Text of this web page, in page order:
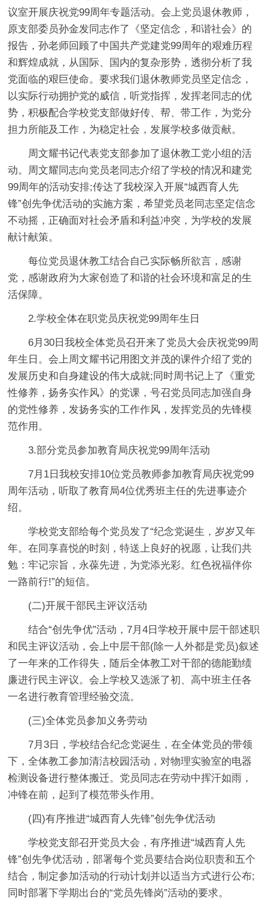
议室开展庆祝党99周年专题活动。会上党员退休教师，
原支部委员孙金发同志作了《坚定信念，和谐社会》的
报告，孙老师回顾了中国共产党建党99周年的艰难历程
和辉煌成就，从国际、国内的复杂形势，透彻分析了我
党面临的艰巨使命。要求我们退休教师党员坚定信念，
以实际行动拥护党的威信，听党指挥，发挥老同志的优
势，积极配合学校党支部做好传、帮、带工作，为党分
担力所能及工作，为稳定社会，发展学校多做贡献。
周文耀书记代表党支部参加了退休教工党小组的活
动。周文耀同志向党员老同志介绍了学校的情况和建党
99周年的活动安排;传达了我校深入开展“城西育人先
锋”创先争优活动的实施方案，希望党员老同志坚定信念
不动摇，正确面对社会矛盾和利益冲突，为学校的发展
献计献策。
每位党员退休教工结合自己实际畅所欲言，感谢
党，感谢政府为大家创造了和谐的社会环境和富足的生
活保障。
2.学校全体在职党员庆祝党99周年生日
6月30日我校全体党员召开来了党员大会庆祝党99周
年生日。会上周文耀书记用图文并茂的课件介绍了党的
发展历史和自身建设的伟大成就;同时周书记上了《重党
性修养，扬务实作风》的党课，号召党员同志加强自身
的党性修养，发扬务实的工作作风，发挥党员的先锋模
范作用。
3.部分党员参加教育局庆祝党99周年活动
7月1日我校安排10位党员教师参加教育局庆祝党99
周年活动，听取了教育局4位优秀班主任的先进事迹介
绍。
学校党支部给每个党员发了“纪念党诞生，岁岁又年
年。在同享喜悦的时刻，特送上良好的祝愿，让我们共
勉：牢记宗旨，永葆先进，为党添光彩。红色祝福伴你
一路前行!”的短信。
(二)开展干部民主评议活动
结合“创先争优”活动，7月4日学校开展中层干部述职
和民主评议活动，会上中层干部(除一人外都是党员)叙述
了一年来的工作得失，随后全体教工对干部的德能勤绩
廉进行民主评议。会上学校又选派了初、高中班主任各
一名进行教育管理经验交流。
(三)全体党员参加义务劳动
7月3日，学校结合纪念党诞生，在全体党员的带领
下，全体教工参加清洁校园活动，对物理实验室的电器
检测设备进行整体搬迁。党员同志在劳动中挥汗如雨，
冲锋在前，起到了模范带头作用。
(四)有序推进“城西育人先锋”创先争优活动
学校党支部召开党员大会，有序推进“城西育人先
锋”创先争优活动，部署每个党员要结合岗位职责和五个
结合，制定参加活动的行动计划并以适当方式进行公布;
同时部署下学期出台的“党员先锋岗”活动的要求。